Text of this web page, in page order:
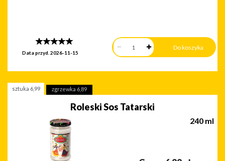
Data przyd.2026-11-15
sztuka 6,99 zgrzewka 6,89
Roleski Sos Tatarski
240 ml